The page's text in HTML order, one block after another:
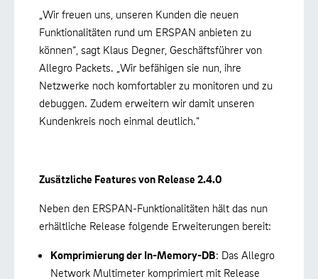
„Wir freuen uns, unseren Kunden die neuen
Funktionalitäten rund um ERSPAN anbieten zu
können“, sagt Klaus Degner, Geschäftsführer von
Allegro Packets. „Wir befähigen sie nun, ihre
Netzwerke noch komfortabler zu monitoren und zu
debuggen. Zudem erweitern wir damit unseren
Kundenkreis noch einmal deutlich.“
Zusätzliche Features von Release 2.4.0
Neben den ERSPAN-Funktionalitäten hält das nun
erhältliche Release folgende Erweiterungen bereit:
Komprimierung der In-Memory-DB: Das Allegro
Network Multimeter komprimiert mit Release